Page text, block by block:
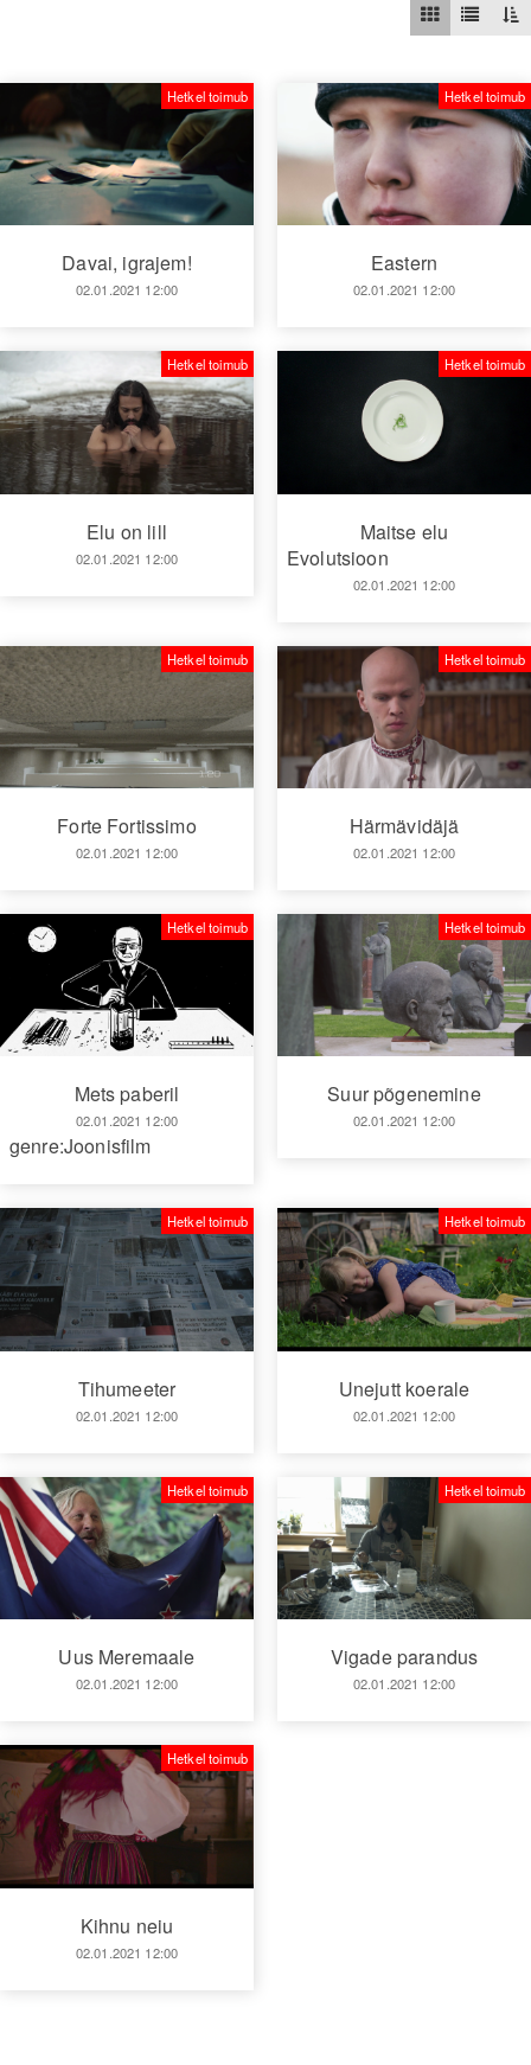
Davai, igrajem!
02.01.2021 12:00
Hetkel toimub
Eastern
02.01.2021 12:00
Hetkel toimub
Elu on lill
02.01.2021 12:00
Hetkel toimub
Maitse elu
Evolutsioon
02.01.2021 12:00
Hetkel toimub
Forte Fortissimo
02.01.2021 12:00
Hetkel toimub
Härmävidäjä
02.01.2021 12:00
Hetkel toimub
Mets paberil
02.01.2021 12:00
Hetkel toimub
genre:Joonisfilm
Suur põgenemine
02.01.2021 12:00
Hetkel toimub
Tihumeeter
02.01.2021 12:00
Hetkel toimub
Unejutt koerale
02.01.2021 12:00
Hetkel toimub
Uus Meremaale
02.01.2021 12:00
Hetkel toimub
Vigade parandus
02.01.2021 12:00
Hetkel toimub
Kihnu neiu
02.01.2021 12:00
Hetkel toimub